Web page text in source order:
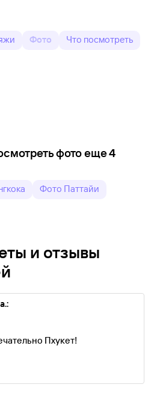
Фото Что посмотреть
фото еще 4
Фото Паттайи
и отзывы
Пхукет!